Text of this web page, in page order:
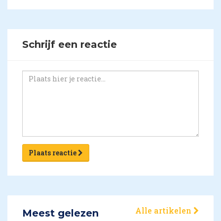
Schrijf een reactie
Plaats reactie
Meest gelezen Alle artikelen